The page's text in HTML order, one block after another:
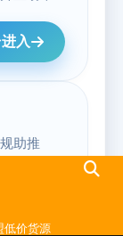
低价货源